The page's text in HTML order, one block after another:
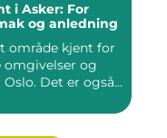
i Asker: For
og anledning
område kjent for
omgivelser og
Det er også...